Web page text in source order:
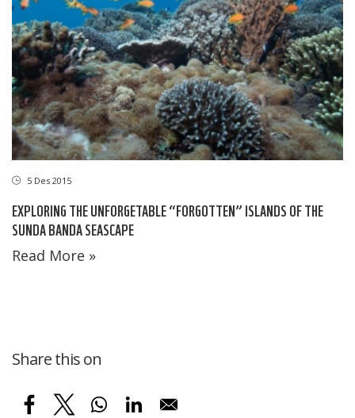
5 Des 2015
EXPLORING THE UNFORGETABLE “FORGOTTEN” ISLANDS OF THE
SUNDA BANDA SEASCAPE
Read More »
Share this on